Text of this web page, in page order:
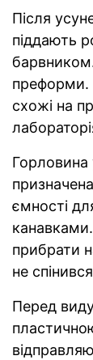
Після
піддають
преформи.
схожі на
ємності
прибрати
не
Перед